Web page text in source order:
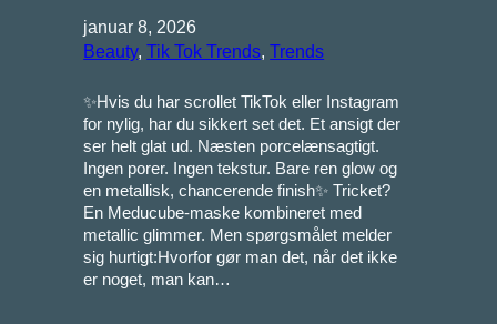
januar 8, 2026
Beauty, Tik Tok Trends, Trends
✨Hvis du har scrollet TikTok eller Instagram
for nylig, har du sikkert set det. Et ansigt der
ser helt glat ud. Næsten porcelænsagtigt.
Ingen porer. Ingen tekstur. Bare ren glow og
en metallisk, chancerende finish✨ Tricket?
En Meducube-maske kombineret med
metallic glimmer. Men spørgsmålet melder
sig hurtigt:Hvorfor gør man det, når det ikke
er noget, man kan…